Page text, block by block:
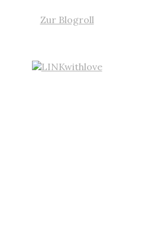
Zur Blogroll